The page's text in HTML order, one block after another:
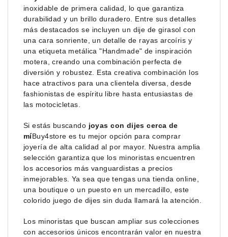
inoxidable de primera calidad, lo que garantiza
durabilidad y un brillo duradero. Entre sus detalles
más destacados se incluyen un dije de girasol con
una cara sonriente, un detalle de rayas arcoíris y
una etiqueta metálica "Handmade" de inspiración
motera, creando una combinación perfecta de
diversión y robustez. Esta creativa combinación los
hace atractivos para una clientela diversa, desde
fashionistas de espíritu libre hasta entusiastas de
las motocicletas.
Si estás buscando joyas con dijes cerca de
míBuy4store es tu mejor opción para comprar
joyería de alta calidad al por mayor. Nuestra amplia
selección garantiza que los minoristas encuentren
los accesorios más vanguardistas a precios
inmejorables. Ya sea que tengas una tienda online,
una boutique o un puesto en un mercadillo, este
colorido juego de dijes sin duda llamará la atención.
Los minoristas que buscan ampliar sus colecciones
con accesorios únicos encontrarán valor en nuestra